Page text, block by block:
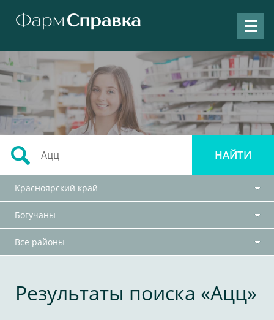
Красноярский край
Богучаны
Все районы
Результаты поиска «Ацц»